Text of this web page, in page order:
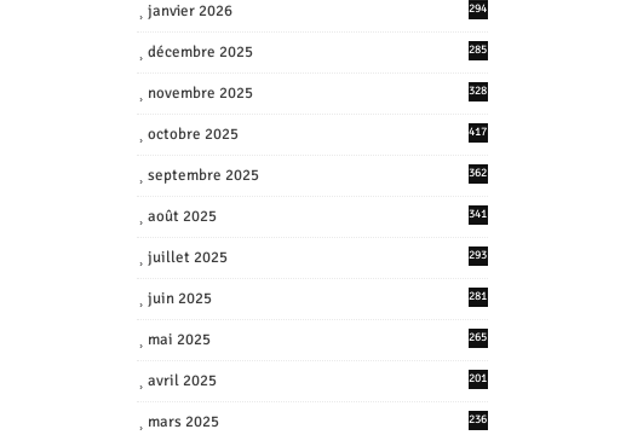
janvier 2026 294
décembre 2025 285
novembre 2025 328
octobre 2025 417
septembre 2025 362
août 2025 341
juillet 2025 293
juin 2025 281
mai 2025 265
avril 2025 201
mars 2025 236